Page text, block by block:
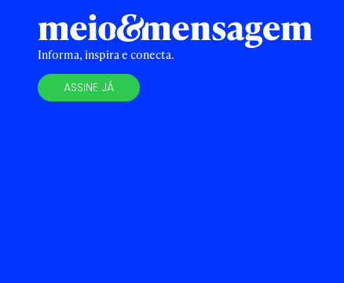
Informa, inspira e conecta.
ASSINE JÁ